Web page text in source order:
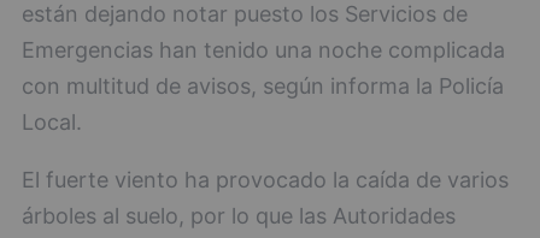
están dejando notar puesto los Servicios de
Emergencias han tenido una noche complicada
con multitud de avisos, según informa la Policía
Local.
El fuerte viento ha provocado la caída de varios
árboles al suelo, por lo que las Autoridades